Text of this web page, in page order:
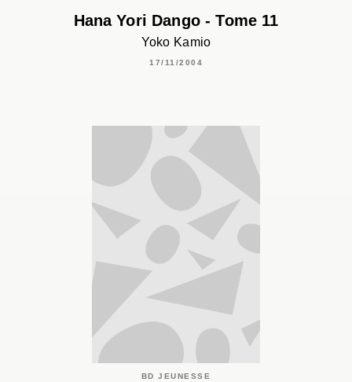
Hana Yori Dango - Tome 11
Yoko Kamio
17/11/2004
BD JEUNESSE